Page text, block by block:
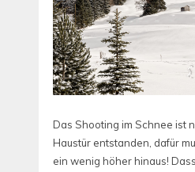
Das Shooting im Schnee ist
Haustür entstanden, dafür
ein wenig höher hinaus!